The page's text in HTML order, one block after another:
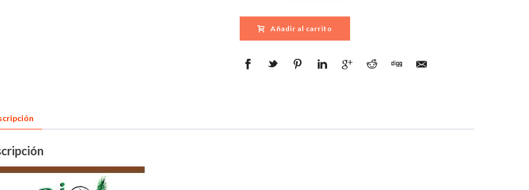
Añadir al carrito